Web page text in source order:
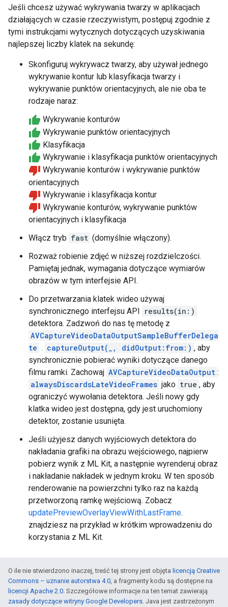
Jeśli chcesz używać wykrywania twarzy w aplikacjach
działających w czasie rzeczywistym, postępuj zgodnie z
tymi instrukcjami wytycznych dotyczących uzyskiwania
najlepszej liczby klatek na sekundę:
Skonfiguruj wykrywacz twarzy, aby używał jednego
wykrywanie kontur lub klasyfikacja twarzy i
wykrywanie punktów orientacyjnych, ale nie oba te
rodzaje naraz:
Wykrywanie konturów
Wykrywanie punktów orientacyjnych
Klasyfikacja
Wykrywanie i klasyfikacja punktów orientacyjnych
Wykrywanie konturów i wykrywanie punktów
orientacyjnych
Wykrywanie i klasyfikacja kontur
Wykrywanie konturów, wykrywanie punktów
orientacyjnych i klasyfikacja
Włącz tryb fast (domyślnie włączony).
Rozważ robienie zdjęć w niższej rozdzielczości.
Pamiętaj jednak, wymagania dotyczące wymiarów
obrazów w tym interfejsie API.
Do przetwarzania klatek wideo używaj
synchronicznego interfejsu API
results(in:)
detektora. Zadzwoń do nas tę metodę z
AVCaptureVideoDataOutputSampleBufferDelega
te . captureOutput(_, didOutput:from:) , aby
synchronicznie pobierać wyniki dotyczące danego
filmu ramki. Zachowaj AVCaptureVideoDataOutput :
alwaysDiscardsLateVideoFrames jako true , aby
ograniczyć wywołania detektora. Jeśli nowy gdy
klatka wideo jest dostępna, gdy jest uruchomiony
detektor, zostanie usunięta.
Jeśli użyjesz danych wyjściowych detektora do
nakładania grafiki na obrazu wejściowego, najpierw
pobierz wynik z ML Kit, a następnie wyrenderuj obraz
i nakładanie nakładek w jednym kroku. W ten sposób
renderowanie na powierzchni tylko raz na każdą
przetworzoną ramkę wejściową. Zobacz
updatePreviewOverlayViewWithLastFrame.
znajdziesz na przykład w krótkim wprowadzeniu do
korzystania z ML Kit.
O ile nie stwierdzono inaczej, treść tej strony jest objęta licencją Creative
Commons – uznanie autorstwa 4.0, a fragmenty kodu są dostępne na
licencji Apache 2.0. Szczegółowe informacje na ten temat zawierają
zasady dotyczące witryny Google Developers. Java jest zastrzeżonym